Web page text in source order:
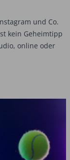
und Co.
kein Geheimtipp
online oder